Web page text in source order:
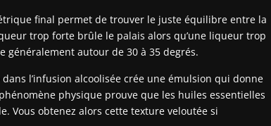
final permet de trouver le juste équilibre entre la
trop forte brûle le palais alors qu’une liqueur trop
généralement autour de 30 à 35 degrés.
l’infusion alcoolisée crée une émulsion qui donne
physique prouve que les huiles essentielles
Vous obtenez alors cette texture veloutée si